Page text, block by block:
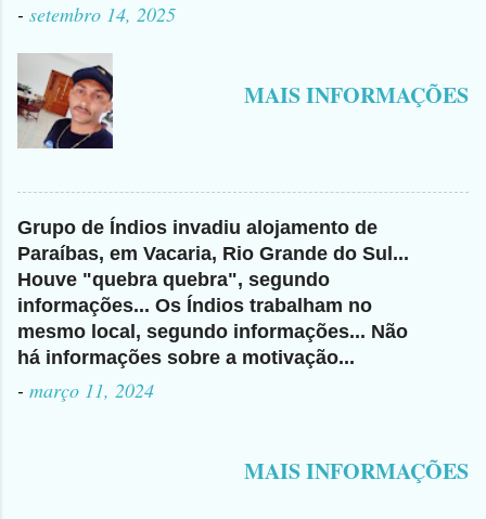
- setembro 14, 2025
MAIS INFORMAÇÕES
Grupo de Índios invadiu alojamento de
Paraíbas, em Vacaria, Rio Grande do Sul...
Houve "quebra quebra", segundo
informações... Os Índios trabalham no
mesmo local, segundo informações... Não
há informações sobre a motivação...
- março 11, 2024
MAIS INFORMAÇÕES